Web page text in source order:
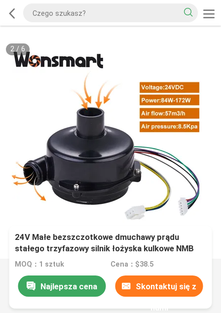
2/ 6
24V Małe bezszczotkowe dmuchawy prądu
stałego trzyfazowy silnik łożyska kulkowe NMB
Niezawodna wydajność
MOQ：1 sztuk Cena：$38.5
Najlepsza cena Skontaktuj się z
nami